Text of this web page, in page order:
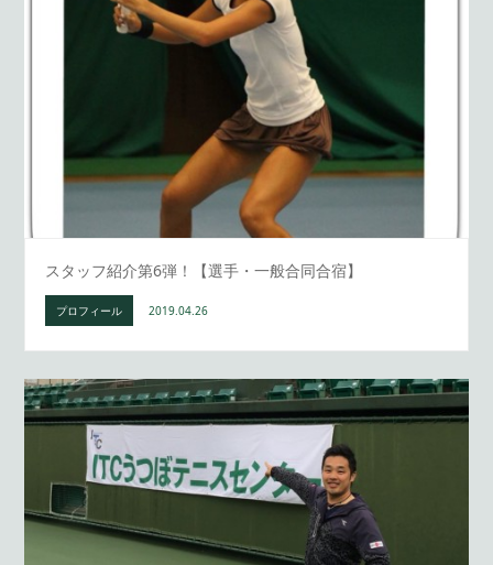
スタッフ紹介第6弾！【選手・一般合同合宿】
プロフィール 2019.04.26